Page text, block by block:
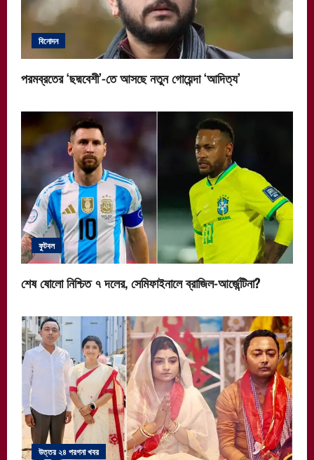
বিনোদন
পরমব্রতের ‘ছদ্মবেশী’-তে আসছে নতুন গোয়েন্দা ‘আদিত্য’
ফুটবল
শেষ ষোলো নিশ্চিত ৭ দলের, সেমিফাইনালে ব্রাজিল-আর্জেন্টিনা?
উত্তর ২৪ পরগনা খবর